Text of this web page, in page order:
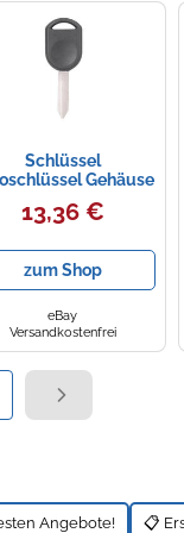
Schlüssel
Gehäuse
Blade Remote
Key Fob Ersatz für
13,36 €
zum Shop
eBay
Versandkostenfrei
Angebote! 📋